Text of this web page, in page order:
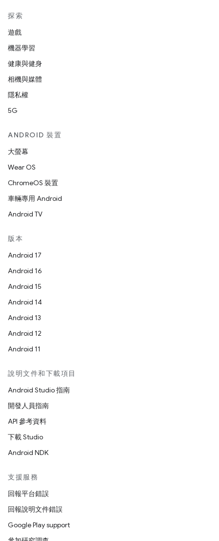
探索
遊戲
機器學習
健康與健身
相機與媒體
隱私權
5G
ANDROID 裝置
大螢幕
Wear OS
ChromeOS 裝置
車輛專用 Android
Android TV
版本
Android 17
Android 16
Android 15
Android 14
Android 13
Android 12
Android 11
說明文件和下載項目
Android Studio 指南
開發人員指南
API 參考資料
下載 Studio
Android NDK
支援服務
回報平台錯誤
回報說明文件錯誤
Google Play support